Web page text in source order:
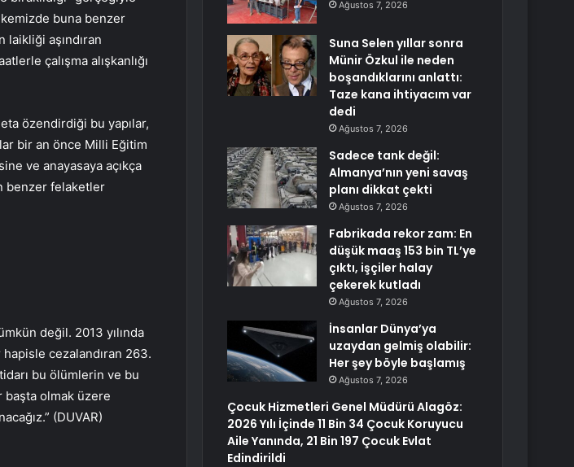
buna benzer
laikliği aşındıran
çalışma alışkanlığı
özendirdiği bu yapılar,
bir an önce Milli Eğitim
ve anayasaya açıkça
benzer felaketler
değil. 2013 yılında
hapisle cezalandıran 263.
bu ölümlerin ve bu
başta olmak üzere
(DUVAR)
Ağustos 7, 2026
Suna Selen yıllar sonra
Münir Özkul ile neden
boşandıklarını anlattı:
Taze kana ihtiyacım var
dedi
Ağustos 7, 2026
Sadece tank değil:
Almanya’nın yeni savaş
planı dikkat çekti
Ağustos 7, 2026
Fabrikada rekor zam: En
düşük maaş 153 bin TL’ye
çıktı, işçiler halay
çekerek kutladı
Ağustos 7, 2026
İnsanlar Dünya’ya
uzaydan gelmiş olabilir:
Her şey böyle başlamış
Ağustos 7, 2026
Çocuk Hizmetleri Genel Müdürü Alagöz:
2026 Yılı İçinde 11 Bin 34 Çocuk Koruyucu
Aile Yanında, 21 Bin 197 Çocuk Evlat
Edindirildi